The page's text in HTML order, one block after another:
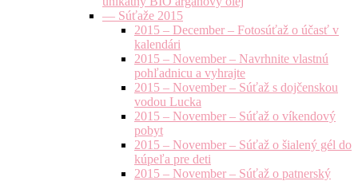
— Súťaže 2015
2015 – December – Fotosúťaž o účasť v
kalendári
2015 – November – Navrhnite vlastnú
pohľadnicu a vyhrajte
2015 – November – Súťaž s dojčenskou
vodou Lucka
2015 – November – Súťaž o víkendový
pobyt
2015 – November – Súťaž o šialený gél do
kúpeľa pre deti
2015 – November – Súťaž o patnerský